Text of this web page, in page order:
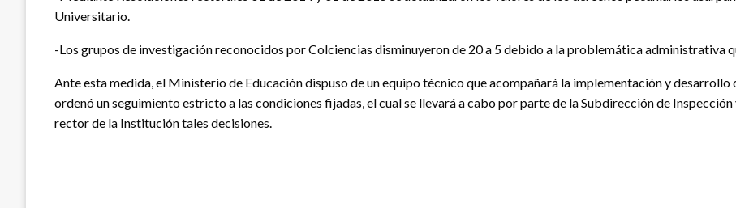
Universitario.
-Los grupos de investigación reconocidos por Colciencias disminuyeron de 20 a 5 debido a la problemática administrativa
Ante esta medida, el Ministerio de Educación dispuso de un equipo técnico que acompañará la implementación y
ordenó un seguimiento estricto a las condiciones fijadas, el cual se llevará a cabo por parte de la Subdirección de
rector de la Institución tales decisiones.